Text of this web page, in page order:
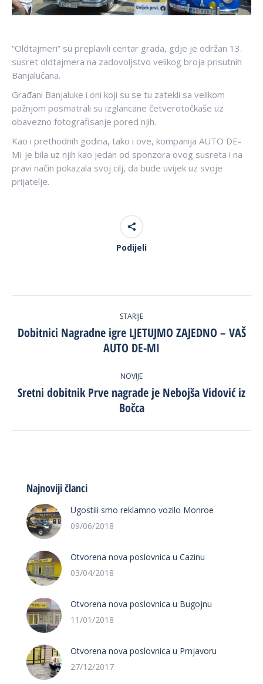
“Oldtajmeri” su preplavili centar grada, gdje je održan 13.
susret oldtajmera na zadovoljstvo velikog broja prisutnih
Banjalučana.
Građani Banjaluke i oni koji su se tu zatekli sa velikom
pažnjom posmatrali su izglancane četverotočkaše uz
obavezno fotografisanje pored njih.
Kao i prethodnih godina, tako i ove, kompanija AUTO DE-
MI je bila uz njih kao jedan od sponzora ovog susreta i na
pravi način pokazala svoj cilj, da bude uvijek uz svoje
prijatelje.
Podijeli
navigation
STARIJE
Previous
post:
Dobitnici Nagradne igre LJETUJMO ZAJEDNO – VAŠ
AUTO DE-MI
NOVIJE
Next
post:
Sretni dobitnik Prve nagrade je Nebojša Vidović iz
Bočca
Najnoviji članci
Ugostili smo reklamno vozilo Monroe
09/06/2018
Otvorena nova poslovnica u Cazinu
03/04/2018
Otvorena nova poslovnica u Bugojnu
11/01/2018
Otvorena nova poslovnica u Prnjavoru
27/12/2017